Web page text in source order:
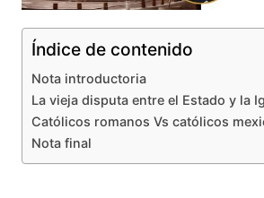
Índice de contenido
Nota introductoria
La vieja disputa entre el Estado y la
Católicos romanos Vs católicos
Nota final